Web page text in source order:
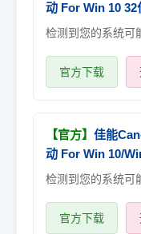
动 For Win 10 32
检测到您的系统可
官方下载
【官方】 佳能
动 For Win 10/
检测到您的系统可
官方下载